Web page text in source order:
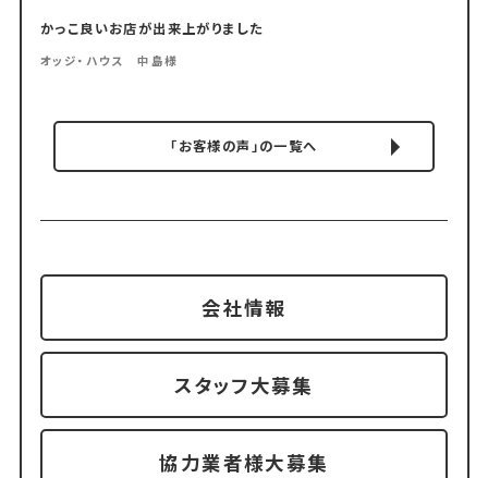
かっこ良いお店が出来上がりました
オッジ・ハウス 中島様
「お客様の声」の一覧へ
会社情報
スタッフ大募集
協力業者様大募集